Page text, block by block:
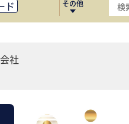
ド
ス移転
その他
社